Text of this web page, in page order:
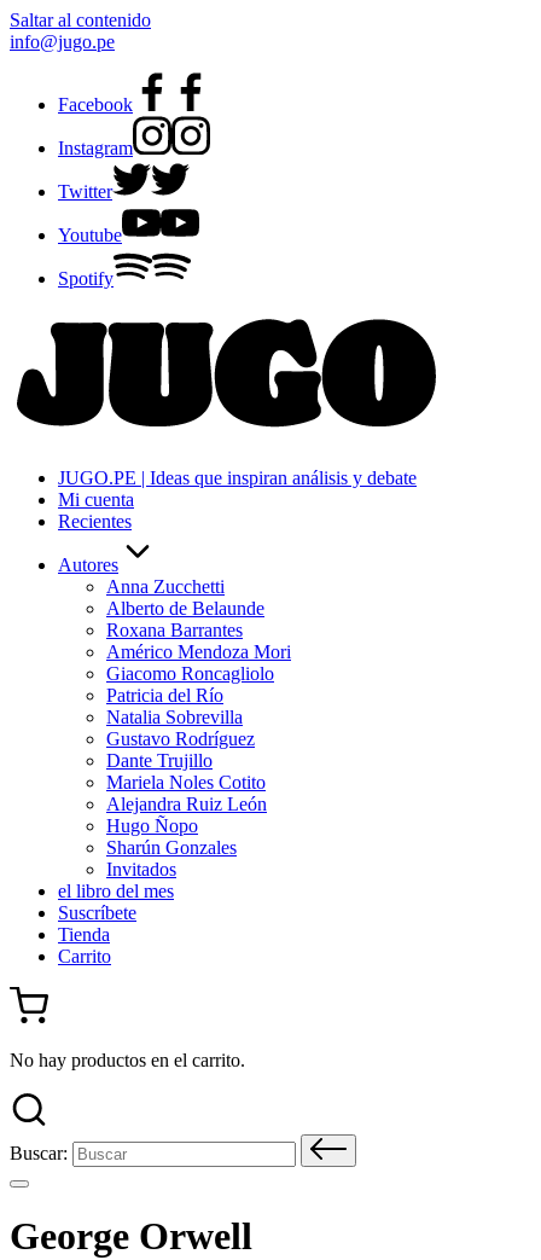
Saltar al contenido
info@jugo.pe
Facebook
Instagram
Twitter
Youtube
Spotify
JUGO.PE | Ideas que inspiran análisis y debate
Mi cuenta
Recientes
Autores
Anna Zucchetti
Alberto de Belaunde
Roxana Barrantes
Américo Mendoza Mori
Giacomo Roncagliolo
Patricia del Río
Natalia Sobrevilla
Gustavo Rodríguez
Dante Trujillo
Mariela Noles Cotito
Alejandra Ruiz León
Hugo Ñopo
Sharún Gonzales
Invitados
el libro del mes
Suscríbete
Tienda
Carrito
No hay productos en el carrito.
Buscar:
George Orwell